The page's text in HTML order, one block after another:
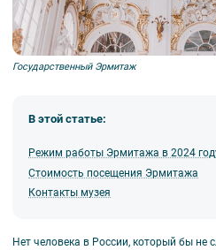
Государственный Эрмитаж
В этой статье:
Режим работы Эрмитажа в 2024
Стоимость посещения Эрмитажа
Контакты музея
Нет человека в России, который бы